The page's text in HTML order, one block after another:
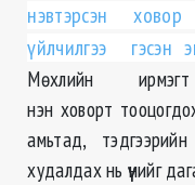
нэвтэрсэн
үйлчилгээ гэсэн
Мөхлийн
нэн ховорт
амьтад,
худалдах нь үүнийг